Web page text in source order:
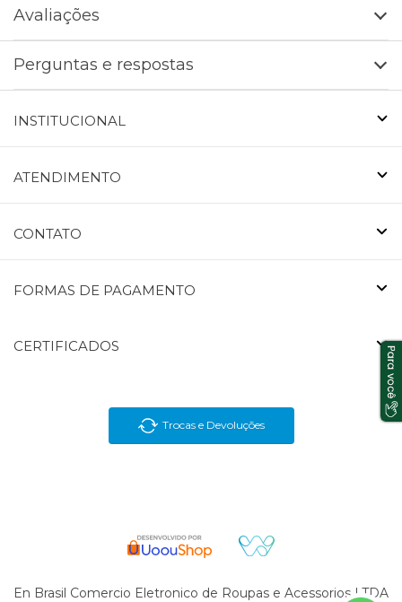
Avaliações
Perguntas e respostas
INSTITUCIONAL
ATENDIMENTO
CONTATO
FORMAS DE PAGAMENTO
CERTIFICADOS
Trocas e Devoluções
En Brasil Comercio Eletronico de Roupas e Acessorios LTDA